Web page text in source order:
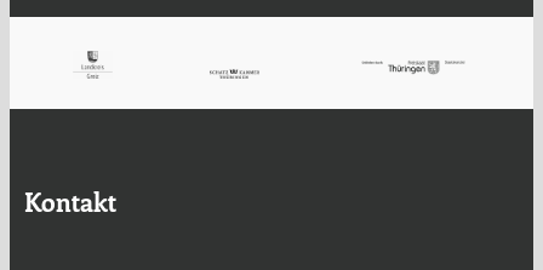
Kontakt